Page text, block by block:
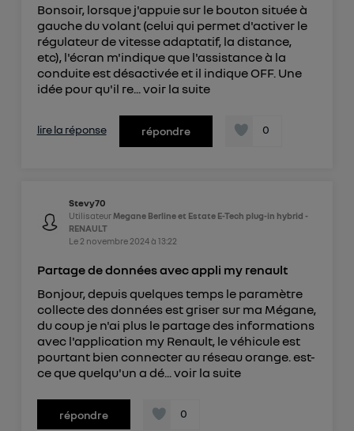
Bonsoir, lorsque j'appuie sur le bouton située à
gauche du volant (celui qui permet d'activer le
régulateur de vitesse adaptatif, la distance,
etc), l'écran m'indique que l'assistance à la
conduite est désactivée et il indique OFF. Une
idée pour qu'il re... voir la suite
lire la réponse répondre 0
Stevy70
Utilisateur Megane Berline et Estate E-Tech plug-in hybrid -
RENAULT
Le 2 novembre 2024à 13:22
Partage de données avec appli my renault
Bonjour, depuis quelques temps le paramètre
collecte des données est griser sur ma Mégane,
du coup je n'ai plus le partage des informations
avec l'application my Renault, le véhicule est
pourtant bien connecter au réseau orange. est-
ce que quelqu'un a dé...voir la suite
répondre 0